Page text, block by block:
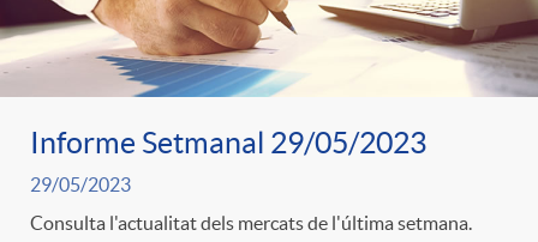
Informe Setmanal 29/05/2023
29/05/2023
Consulta l'actualitat dels mercats de l'última setmana.